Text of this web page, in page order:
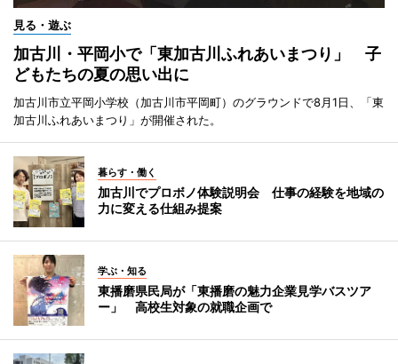
見る・遊ぶ
加古川・平岡小で「東加古川ふれあいまつり」 子
どもたちの夏の思い出に
加古川市立平岡小学校（加古川市平岡町）のグラウンドで8月1日、「東
加古川ふれあいまつり」が開催された。
暮らす・働く
加古川でプロボノ体験説明会 仕事の経験を地域の
力に変える仕組み提案
学ぶ・知る
東播磨県民局が「東播磨の魅力企業見学バスツア
ー」 高校生対象の就職企画で